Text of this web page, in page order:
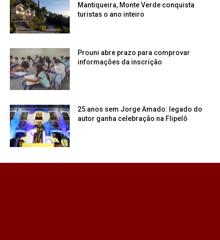
Mantiqueira, Monte Verde conquista
turistas o ano inteiro
Prouni abre prazo para comprovar
informações da inscrição
25 anos sem Jorge Amado: legado do
autor ganha celebração na Flipelô